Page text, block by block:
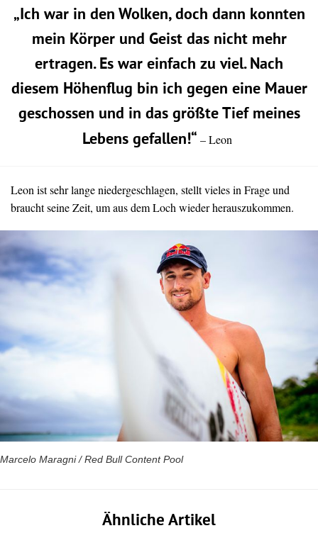
„Ich war in den Wolken, doch dann konnten
mein Körper und Geist das nicht mehr
ertragen. Es war einfach zu viel. Nach
diesem Höhenflug bin ich gegen eine Mauer
geschossen und in das größte Tief meines
Lebens gefallen!“ – Leon
Leon ist sehr lange niedergeschlagen, stellt vieles in Frage und
braucht seine Zeit, um aus dem Loch wieder herauszukommen.
Marcelo Maragni / Red Bull Content Pool
Ähnliche Artikel